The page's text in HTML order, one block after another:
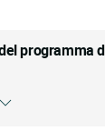
programma